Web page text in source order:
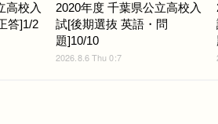
高校入
答]1/2
2020年度 千葉県公立高校入
試[後期選抜 英語・問
題]10/10
2026.8.6 Thu 0:7